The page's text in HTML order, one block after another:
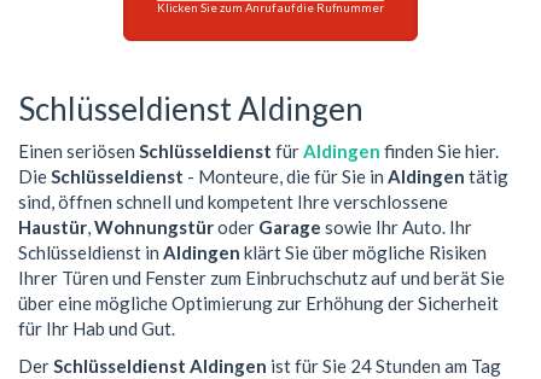
Klicken Sie zum Anruf auf die Rufnummer
Schlüsseldienst Aldingen
Einen seriösen Schlüsseldienst fürAldingen finden Sie hier.
DieSchlüsseldienst - Monteure, die für Sie in Aldingen tätig
sind, öffnen schnell und kompetent Ihre verschlossene
Haustür,Wohnungstüroder Garage sowie Ihr Auto. Ihr
Schlüsseldienst in Aldingen klärt Sie über mögliche Risiken
Ihrer Türen und Fenster zum Einbruchschutz auf und berät Sie
über eine mögliche Optimierung zur Erhöhung der Sicherheit
für Ihr Hab und Gut.
DerSchlüsseldienst Aldingen ist für Sie 24 Stunden am Tag